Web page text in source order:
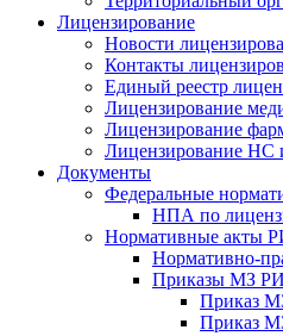
Лицензирование
Новости
Контакты
Единый реестр
Лицензирование
Лицензирование
Лицензирование НС
Документы
Федеральные
НПА по
Нормативные акты
Нормативно-
Приказы МЗ РИ
Приказ
Приказ